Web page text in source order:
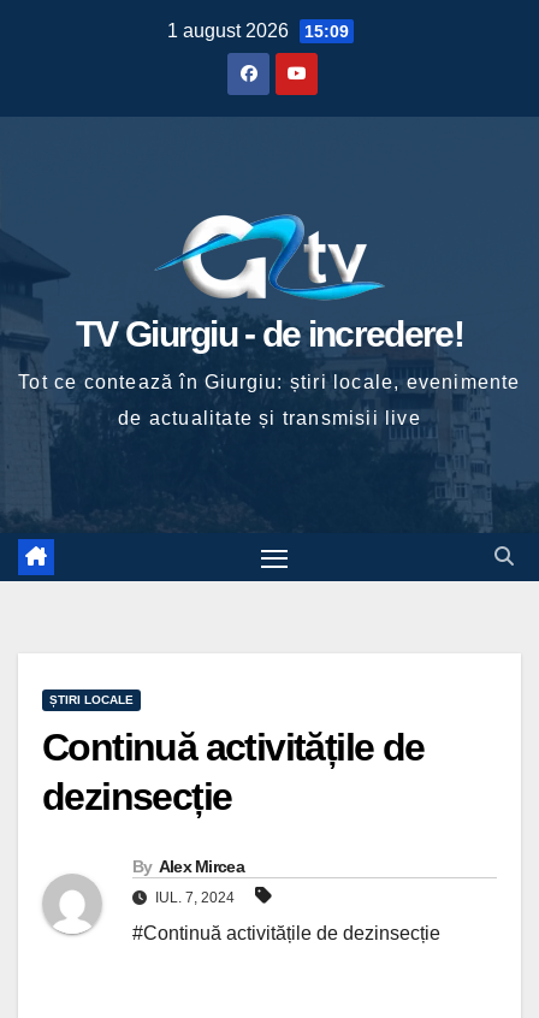
1 august 2026 15:09
TV Giurgiu - de incredere!
Tot ce contează în Giurgiu: știri locale, evenimente
de actualitate și transmisii live
ȘTIRI LOCALE
Continuă activitățile de
dezinsecție
By Alex Mircea
IUL. 7, 2024
#Continuă activitățile de dezinsecție